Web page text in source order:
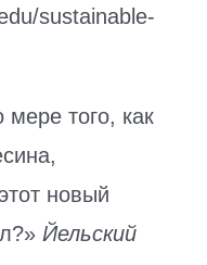
sustainable-
того, как
новый
Йельский